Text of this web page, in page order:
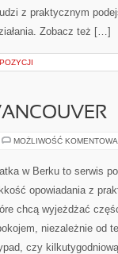
z praktycznym
Zobacz też […]
MOŻLIWOŚĆ
w Berku to serwis
opowiadania z
chcą wyjeżdżać
niezależnie od
czy